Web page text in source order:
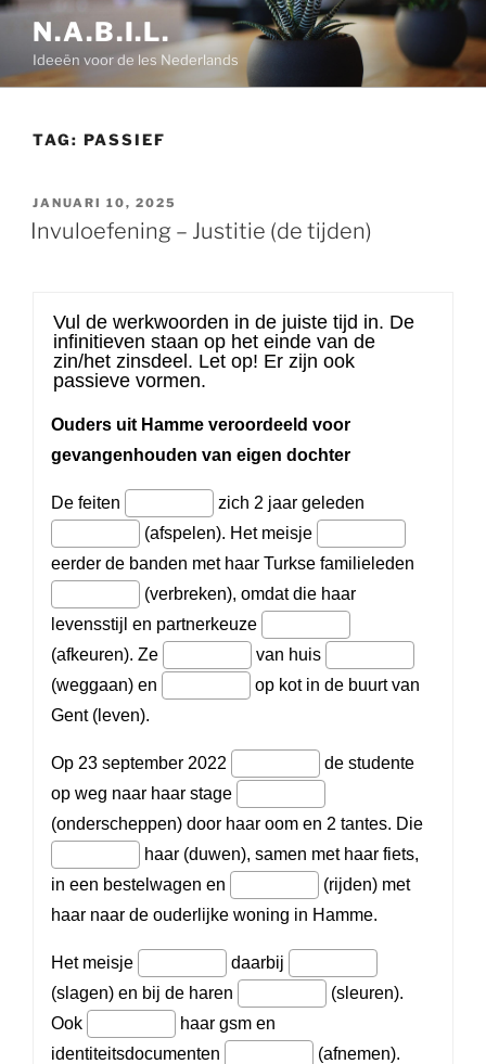
Ga
inhoud
N.A.B.I.L.
Ideeën voor de les Nederlands
TAG: PASSIEF
GEPLAATST
OP
JANUARI 10, 2025
Invuloefening – Justitie (de tijden)